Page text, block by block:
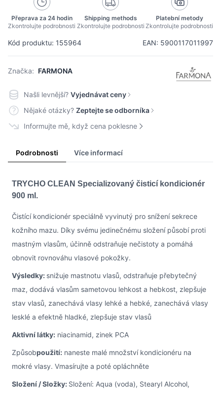
Kód produktu: 155964 EAN: 5900117011997
Značka: FARMONA
Přeprava za 24 hodin
Zkontrolujte podrobnosti
Shipping methods
Zkontrolujte podrobnosti
Platební metody
Zkontrolujte podrobnosti
Našli levnější? Vyjednávat ceny
Nějaké otázky? Zeptejte se odborníka
Informujte mě, když cena poklesne
Podrobnosti Více informací
TRYCHO CLEAN Specializovaný čisticí kondicionér
900 ml.
Čistící kondicionér speciálně vyvinutý pro snížení sekrece
kožního mazu. Díky svému jedinečnému složení působí proti
mastným vlasům, účinně odstraňuje nečistoty a pomáhá
obnovit rovnováhu vlasové pokožky.
Výsledky: snižuje mastnotu vlasů, odstraňuje přebytečný
maz, dodává vlasům sametovou lehkost a hebkost, zlepšuje
stav vlasů, zanechává vlasy lehké a hebké, zanechává vlasy
lesklé a efektně hladké, zlepšuje stav vlasů
Aktivní látky: niacinamid, zinek PCA
Způsobpoužití: naneste malé množství kondicionéru na
mokré vlasy. Vmasírujte a poté opláchněte
Složení / Složky: Složení: Aqua (voda), Stearyl Alcohol,